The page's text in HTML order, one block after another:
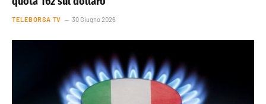
TELEBORSA TV 30 Giugno 2026